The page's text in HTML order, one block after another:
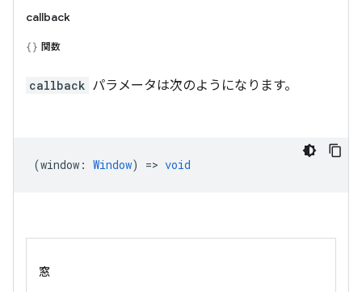
callback
関数
callback パラメータは次のようになります。
(window : Window) => void
窓